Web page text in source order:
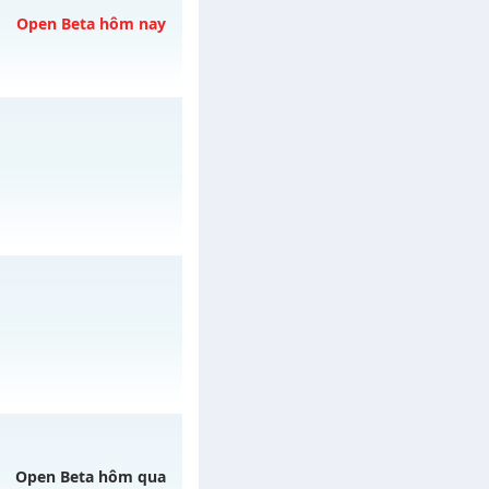
Open Beta hôm nay
vào 08h
Open Beta hôm qua